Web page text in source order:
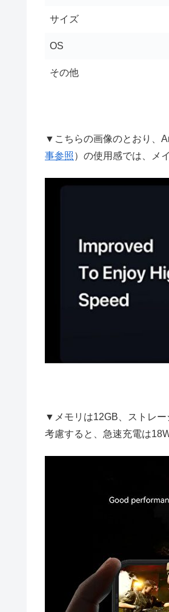
サイズ
OS
その他
▼こちらの画像のとおり、
事参照）の使用感では、メ
▼メモリは12GB、ストレー
考慮すると、急速充電は